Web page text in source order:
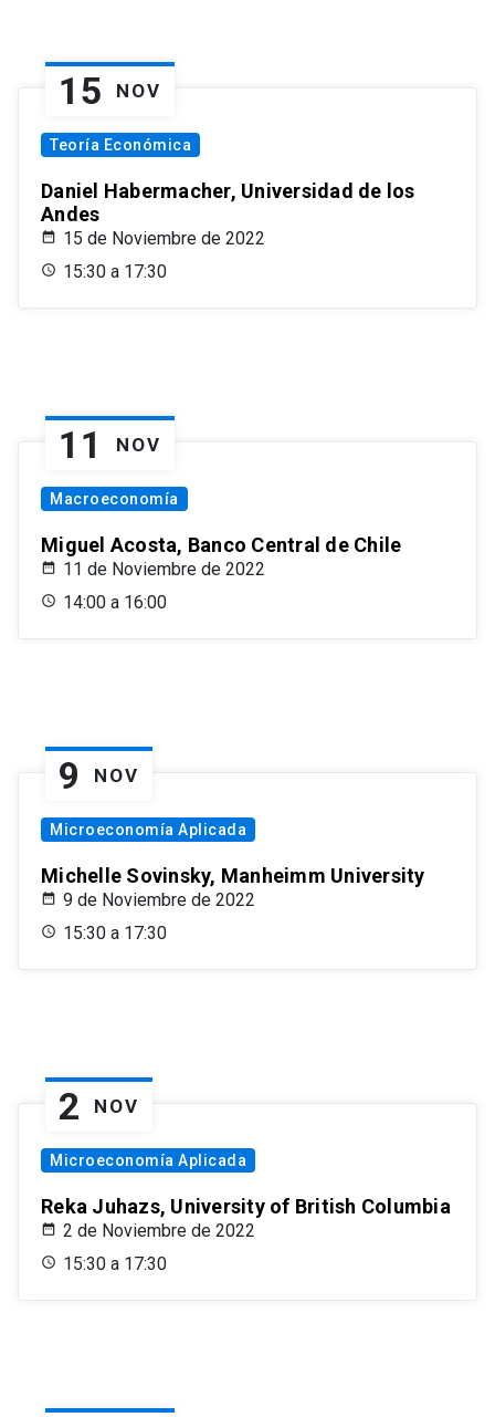
15 NOV
Teoría Económica
Daniel Habermacher, Universidad de los
Andes
15 de Noviembre de 2022
15:30 a 17:30
11 NOV
Macroeconomía
Miguel Acosta, Banco Central de Chile
11 de Noviembre de 2022
14:00 a 16:00
9 NOV
Microeconomía Aplicada
Michelle Sovinsky, Manheimm University
9 de Noviembre de 2022
15:30 a 17:30
2 NOV
Microeconomía Aplicada
Reka Juhazs, University of British Columbia
2 de Noviembre de 2022
15:30 a 17:30